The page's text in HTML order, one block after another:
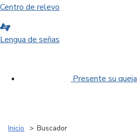
Centro de relevo
Lengua de señas
Presente su queja
Inicio Buscador